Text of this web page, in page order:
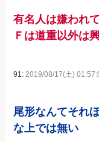
有名人は嫌われ
Ｆは道重以外は
91: 2019/08/17(土)
尾形なんてそれ
な上では無い